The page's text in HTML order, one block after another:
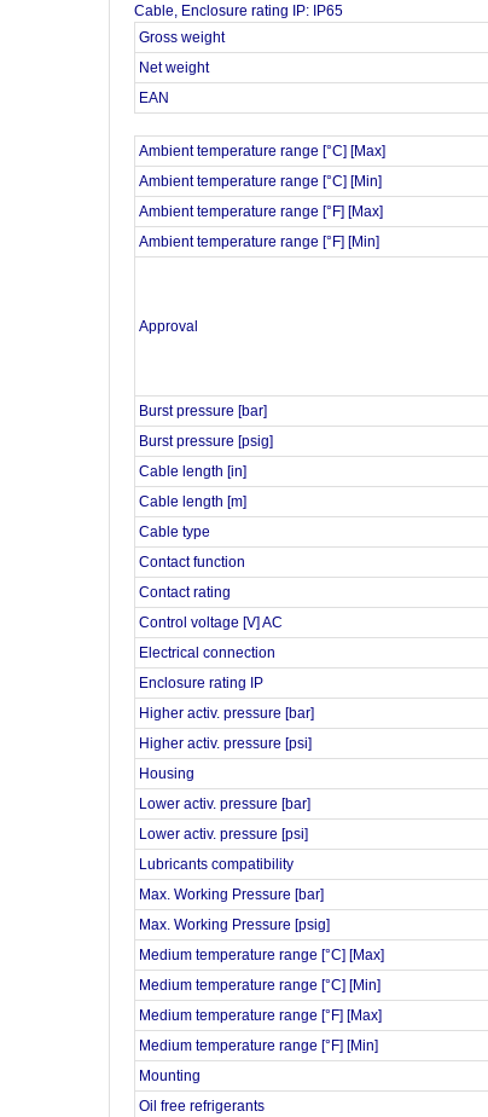
Cable, Enclosure rating IP: IP65
Gross weight
Net weight
EAN
Ambient temperature range [°C] [Max]
Ambient temperature range [°C] [Min]
Ambient temperature range [°F] [Max]
Ambient temperature range [°F] [Min]
Approval
Burst pressure [bar]
Burst pressure [psig]
Cable length [in]
Cable length [m]
Cable type
Contact function
Contact rating
Control voltage [V] AC
Electrical connection
Enclosure rating IP
Higher activ. pressure [bar]
Higher activ. pressure [psi]
Housing
Lower activ. pressure [bar]
Lower activ. pressure [psi]
Lubricants compatibility
Max. Working Pressure [bar]
Max. Working Pressure [psig]
Medium temperature range [°C] [Max]
Medium temperature range [°C] [Min]
Medium temperature range [°F] [Max]
Medium temperature range [°F] [Min]
Mounting
Oil free refrigerants